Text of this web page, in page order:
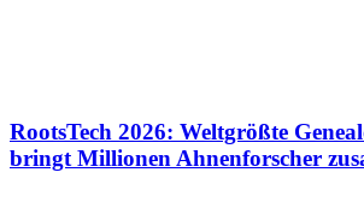
RootsTech 2026: Weltgrößte
bringt Millionen Ahnenforscher